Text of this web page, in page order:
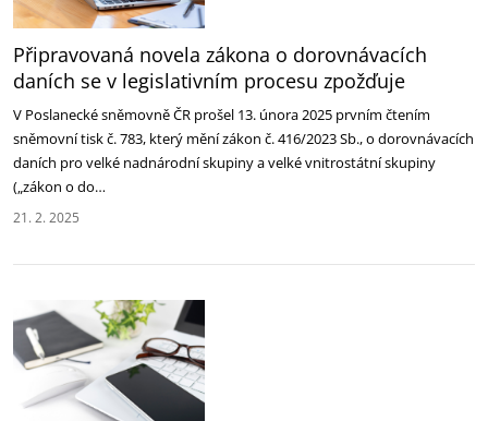
Připravovaná novela zákona o dorovnávacích
daních se v legislativním procesu zpožďuje
V Poslanecké sněmovně ČR prošel 13. února 2025 prvním čtením
sněmovní tisk č. 783, který mění zákon č. 416/2023 Sb., o dorovnávacích
daních pro velké nadnárodní skupiny a velké vnitrostátní skupiny
(„zákon o do…
21. 2. 2025